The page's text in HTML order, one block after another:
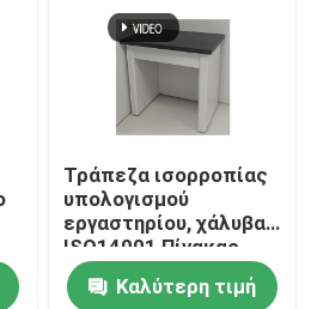
Τράπεζα ισορροπίας
υπολογισμού
εργαστηρίου, χάλυβα
ISO14001 Πίνακας
αντιδονήσεων για
ισορροπίαΚαλύτερη τιμή